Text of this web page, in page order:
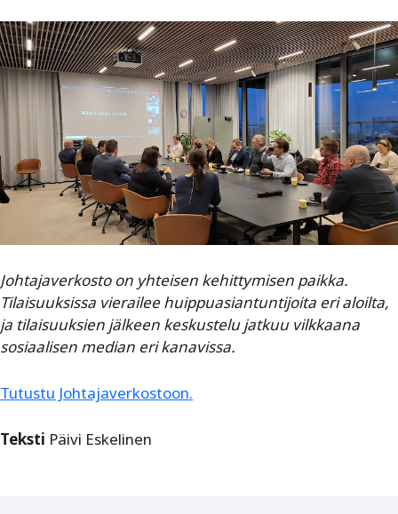
Johtajaverkosto on yhteisen kehittymisen paikka.
Tilaisuuksissa vierailee huippuasiantuntijoita eri aloilta,
ja tilaisuuksien jälkeen keskustelu jatkuu vilkkaana
sosiaalisen median eri kanavissa.
Tutustu Johtajaverkostoon.
Teksti Päivi Eskelinen